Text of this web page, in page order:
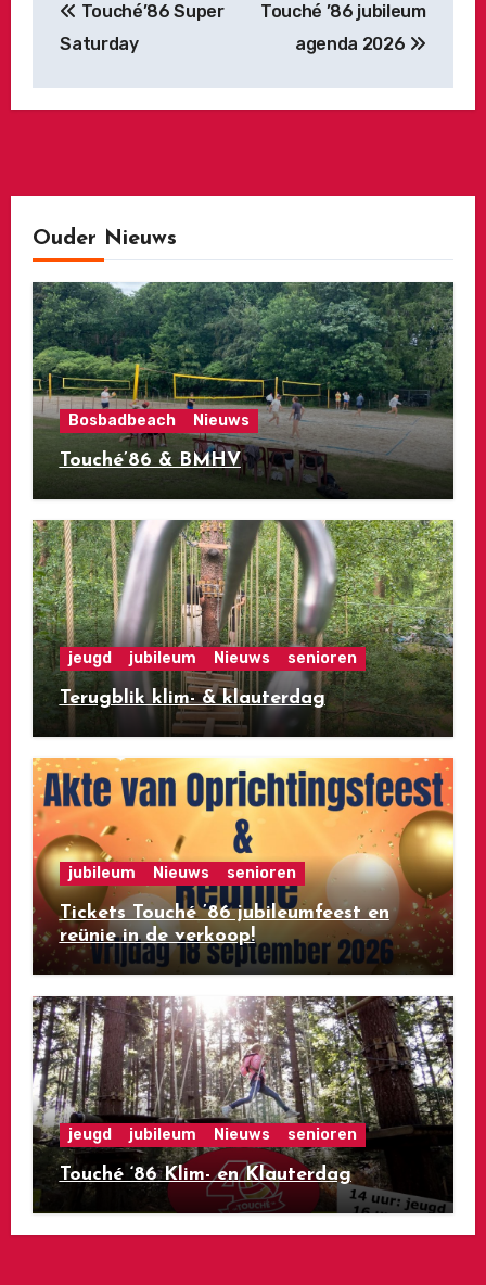
navigatie
Touché’86 Super
Saturday
Touché ’86 jubileum
agenda 2026
Ouder Nieuws
Bosbadbeach Nieuws
Touché’86 & BMHV
jeugd jubileum Nieuws senioren
Terugblik klim- & klauterdag
jubileum Nieuws senioren
Tickets Touché ’86 jubileumfeest en
reünie in de verkoop!
jeugd jubileum Nieuws senioren
Touché ‘86 Klim- en Klauterdag